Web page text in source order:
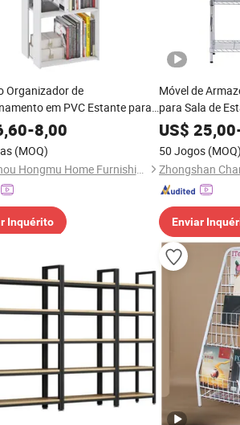
Organizador de
em PVC Estante para
Quarto Sala de Estar
-8,00
(MOQ)
Shengzhou Hongmu Home Furnishing Co., Ltd.
Inquérito
Móvel de
para Sala de
Metal para
US$ 25,00
50 Jogos (MOQ)
Enviar